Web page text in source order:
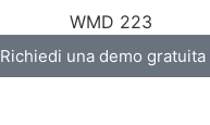
Richiedi una demo gratuita